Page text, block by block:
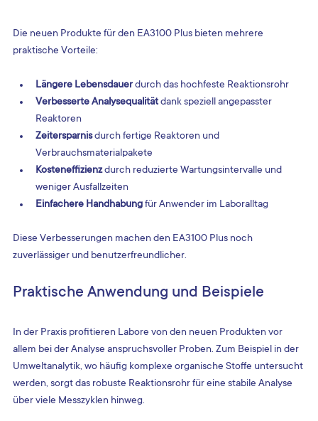
Die neuen Produkte für den EA3100 Plus bieten mehrere
praktische Vorteile:
Längere Lebensdauer durch das hochfeste Reaktionsrohr
Verbesserte Analysequalität dank speziell angepasster
Reaktoren
Zeitersparnis durch fertige Reaktoren und
Verbrauchsmaterialpakete
Kosteneffizienz durch reduzierte Wartungsintervalle und
weniger Ausfallzeiten
Einfachere Handhabung für Anwender im Laboralltag
Diese Verbesserungen machen den EA3100 Plus noch
zuverlässiger und benutzerfreundlicher.
Praktische Anwendung und Beispiele
In der Praxis profitieren Labore von den neuen Produkten vor
allem bei der Analyse anspruchsvoller Proben. Zum Beispiel in der
Umweltanalytik, wo häufig komplexe organische Stoffe untersucht
werden, sorgt das robuste Reaktionsrohr für eine stabile Analyse
über viele Messzyklen hinweg.